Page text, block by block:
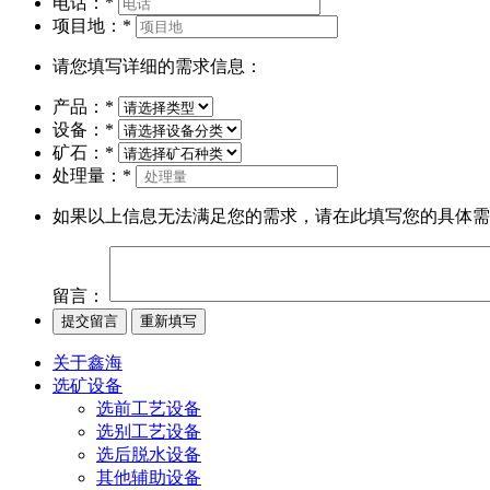
项目地： *
请您填写详细的需求信息：
产品： *
设备： *
矿石： *
处理量： *
如果以上信息无法满足您的需求，请在此填写您的具体
留言：
关于鑫海
选矿设备
选前工艺设备
选别工艺设备
选后脱水设备
其他辅助设备